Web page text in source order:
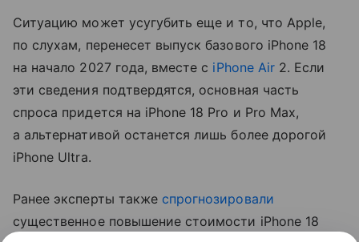
Ситуацию может усугубить еще и то, что Apple,
по слухам, перенесет выпуск базового iPhone 18
на начало 2027 года, вместе с iPhone Air2. Если
эти сведения подтвердятся, основная часть
спроса придется на iPhone 18 Pro и Pro Max,
а альтернативой останется лишь более дорогой
iPhone Ultra.
Ранее эксперты также спрогнозировали
существенное повышение стоимости iPhone 18